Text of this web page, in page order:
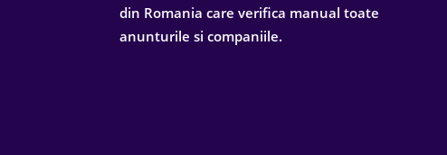
din Romania care verifica manual toate
anunturile si companiile.